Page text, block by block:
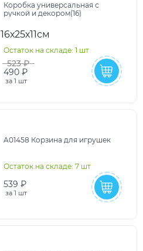
Коробка универсальная с
ручкой и декором(16)
16х25х11см
Остаток на складе: 1 шт
523 ₽
490 ₽
за 1 шт
A01458 Корзина для игрушек
Остаток на складе: 7 шт
539 ₽
за 1 шт